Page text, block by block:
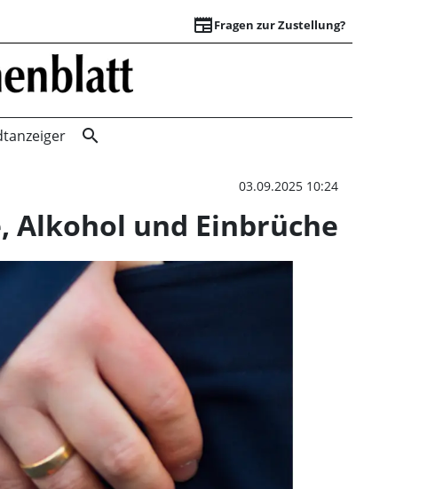
newspaperFragen zur Zustellung?
Polizei
search
03.09.2025 10:24
Alkohol und Einbrüche